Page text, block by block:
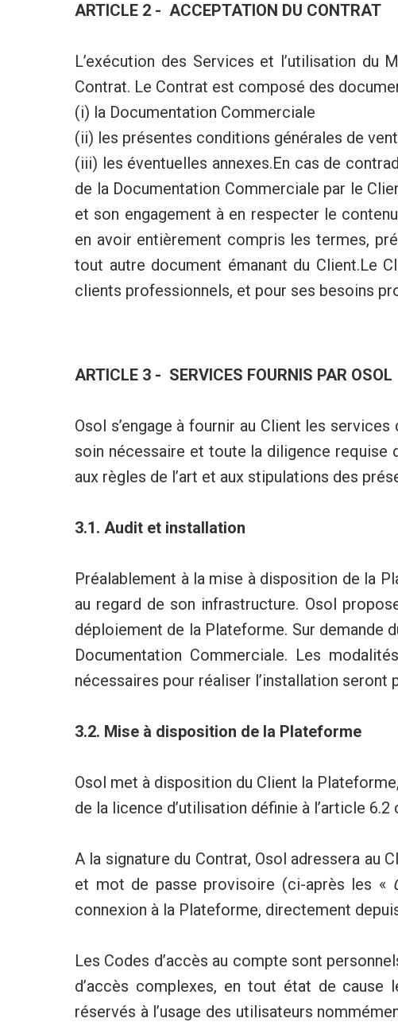
ARTICLE 2 - ACCEPTATION DU CONTRAT
L’exécution des Services et l’utilisation du
Contrat. Le Contrat est composé des
(i) la Documentation Commerciale
(ii) les présentes conditions générales de
(iii) les éventuelles annexes.En cas de
de la Documentation Commerciale par le
et son engagement à en respecter le
en avoir entièrement compris les termes,
tout autre document émanant du Client.Le
clients professionnels, et pour ses besoins
ARTICLE 3 - SERVICES FOURNIS PAR OSOL
Osol s’engage à fournir au Client les
soin nécessaire et toute la diligence requise
aux règles de l’art et aux stipulations des
3.1. Audit et installation
Préalablement à la mise à disposition de la
au regard de son infrastructure. Osol
déploiement de la Plateforme. Sur demande
Documentation Commerciale. Les
nécessaires pour réaliser l’installation
3.2. Mise à disposition de la Plateforme
Osol met à disposition du Client la
de la licence d’utilisation définie à l’article 6.2
A la signature du Contrat, Osol adressera au
et mot de passe provisoire (ci-après les «
connexion à la Plateforme, directement
Les Codes d’accès au compte sont
d’accès complexes, en tout état de
réservés à l’usage des utilisateurs